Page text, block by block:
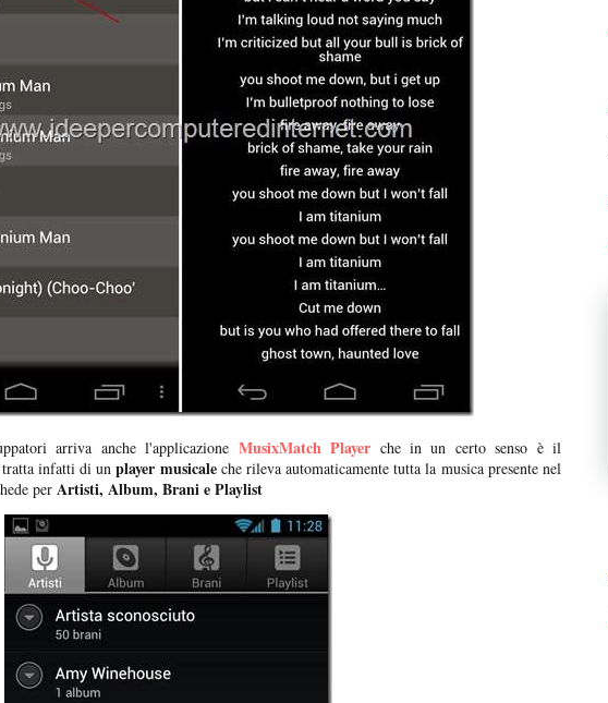
arriva anche l'applicazione MusixMatch Player che in un certo senso è il
infatti di unplayer musicaleche rileva automaticamente tutta la musica presente nel
per Artisti, Album, Brani e Playlist